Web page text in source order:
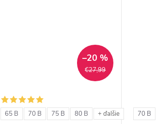
€27,99
–20 %
65 B 70 B 75 B 80 B + ďalšie 70 B